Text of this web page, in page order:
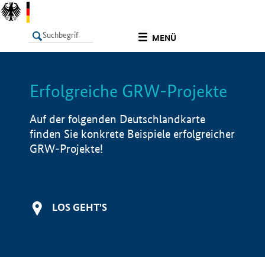
MENÜ
LISTE Info
Erfolgreiche GRW-Projekte
Auf der folgenden Deutschlandkarte
finden Sie konkrete Beispiele erfolgreicher
GRW-Projekte!
LOS GEHT'S